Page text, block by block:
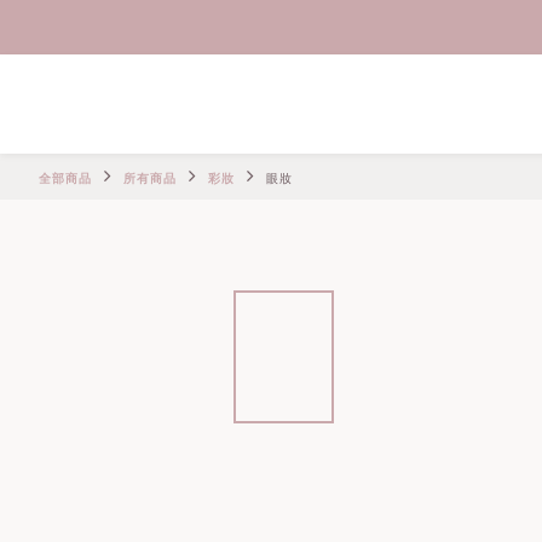
全部商品 所有商品 彩妝 眼妝